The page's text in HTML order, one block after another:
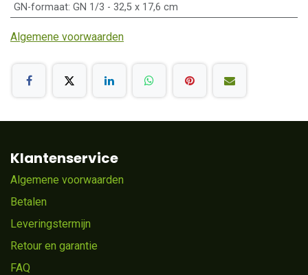
GN-formaat: GN 1/3 - 32,5 x 17,6 cm
Algemene voorwaarden
Klantenservice
Algemene voorwaarden
Betalen
Leveringstermijn
Retour en garantie
FAQ